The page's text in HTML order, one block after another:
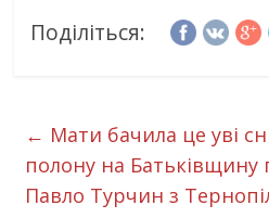
Поділіться:
← Мати бачила це уві
полону на Батьківщину
Павло Турчин з